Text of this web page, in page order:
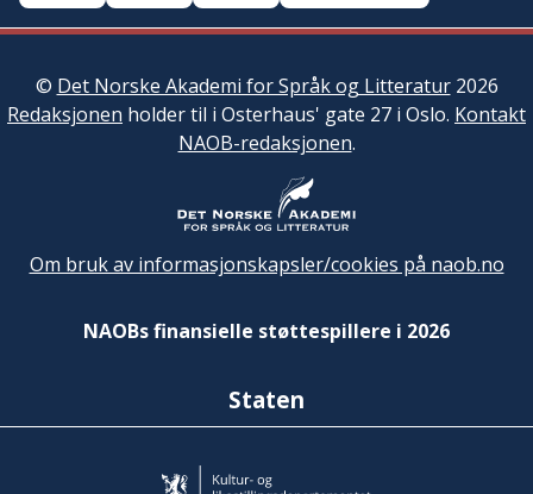
© Det Norske Akademi for Språk og Litteratur2026
Redaksjonen holder til i Osterhaus' gate 27 i Oslo. Kontakt
NAOB-redaksjonen.
Om bruk av informasjonskapsler/cookies på naob.no
NAOBs finansielle støttespillere i 2026
Staten